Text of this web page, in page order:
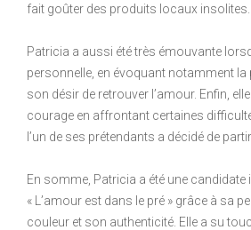
fait goûter des produits locaux insolites.
Patricia a aussi été très émouvante
personnelle, en évoquant notamment la
son désir de retrouver l’amour. Enfin,
courage en affrontant certaines
l’un de ses prétendants a décidé de
En somme, Patricia a été une
« L’amour est dans le pré » grâce à sa
couleur et son authenticité. Elle a su